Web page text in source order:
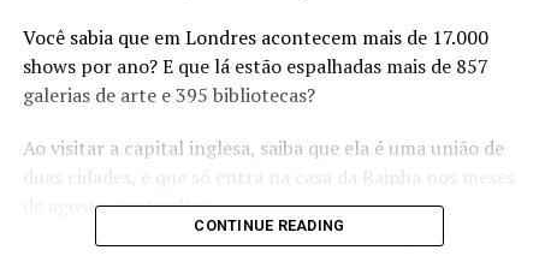
Você sabia que em Londres acontecem mais de 17.000
shows por ano? E que lá estão espalhadas mais de 857
galerias de arte e 395 bibliotecas?
Ao visitar a capital inglesa, saiba que ela é uma união de
duas cidades, e que só entra na casa da Rainha nos meses
de agosto e setembro.
CONTINUE READING